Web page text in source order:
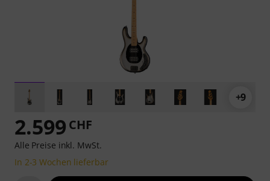
+9
2.599 CHF
Alle Preise inkl. MwSt.
In 2-3 Wochen lieferbar